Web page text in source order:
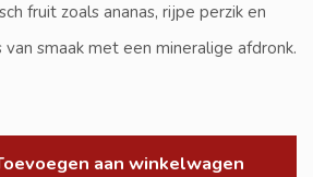
fruit zoals ananas, rijpe perzik en
smaak met een mineralige afdronk.
aan winkelwagen